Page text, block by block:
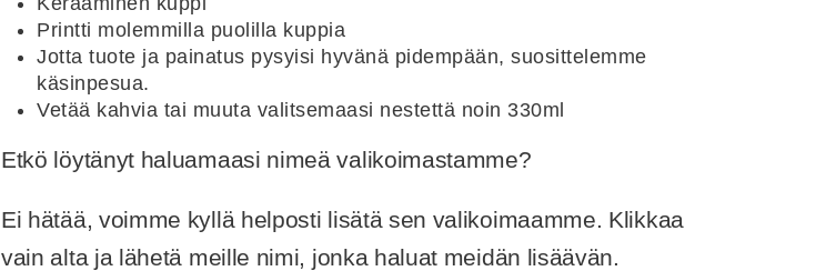
Printti molemmilla puolilla kuppia
Jotta tuote ja painatus pysyisi hyvänä pidempään, suosittelemme
käsinpesua.
Vetää kahvia tai muuta valitsemaasi nestettä noin 330ml
Etkö löytänyt haluamaasi nimeä valikoimastamme?
Ei hätää, voimme kyllä helposti lisätä sen valikoimaamme. Klikkaa
vain alta ja lähetä meille nimi, jonka haluat meidän lisäävän.